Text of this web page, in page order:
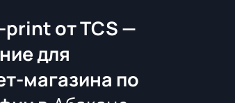
от TCS —
для
магазина по